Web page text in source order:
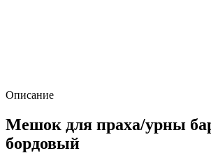
Описание
Мешок для праха/урны
бордовый